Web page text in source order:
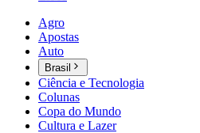
Agro
Apostas
Auto
Brasil
Ciência e Tecnologia
Colunas
Copa do Mundo
Cultura e Lazer